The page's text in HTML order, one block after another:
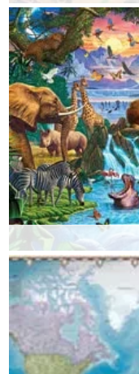
La